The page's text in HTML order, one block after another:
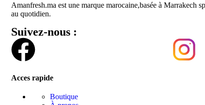
Amanfresh.ma est une marque marocaine,basée à Marrakech
au quotidien.
Suivez-nous :
Acces rapide
Boutique